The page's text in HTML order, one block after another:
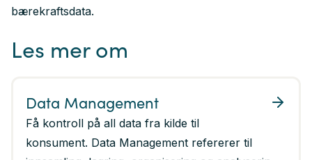
bærekraftsdata.
Les mer om
Data Management
Få kontroll på all data fra kilde til
konsument. Data Management refererer til